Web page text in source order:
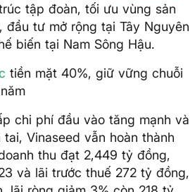
tập đoàn, tối ưu vùng sản
đầu tư mở rộng tại Tây Nguyên
biến tại Nam Sông Hậu.
tiền mặt 40%, giữ vững chuỗi
chi phí đầu vào tăng mạnh và
Vinaseed vẫn hoàn thành
thu đạt 2,449 tỷ đồng,
và lãi trước thuế 272 tỷ đồng,